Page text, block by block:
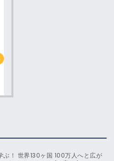
ぶ！ 世界130ヶ国 100万人へと広が